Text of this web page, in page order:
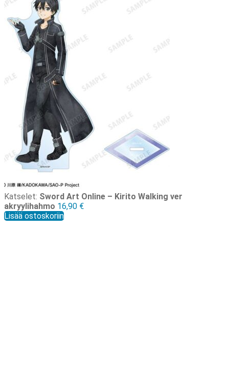
Katselet: Sword Art Online – Kirito Walking ver
akryylihahmo 16,90 €
Lisää ostoskoriin